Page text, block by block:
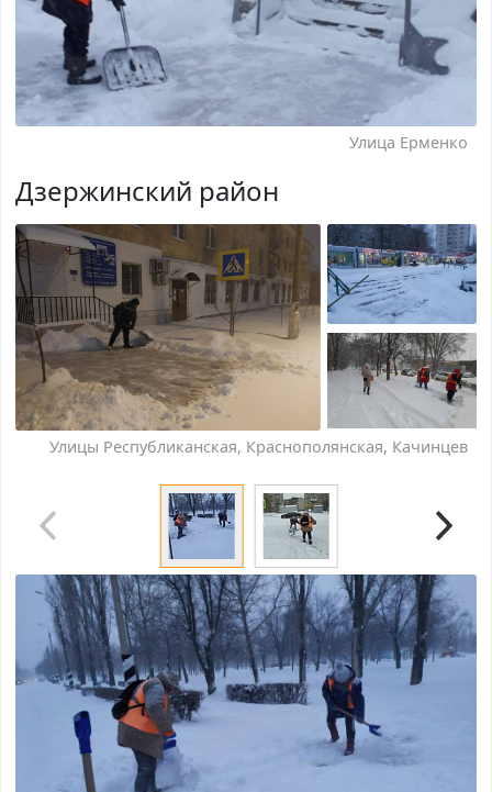
Улица Ерменко
Дзержинский район
Улицы Республиканская, Краснополянская, Качинцев